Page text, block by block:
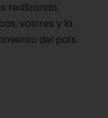
realizando,
valores y la
del país.